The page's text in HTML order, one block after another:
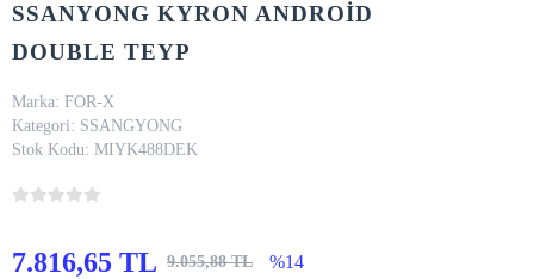
SSANYONG KYRON ANDROİD
DOUBLE TEYP
Marka: FOR-X
Kategori: SSANGYONG
Stok Kodu: MIYK488DEK
7.816,65 TL 9.055,88 TL %14